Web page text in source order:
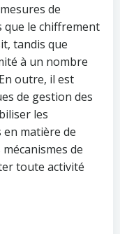
de
le chiffrement
tandis que
à un nombre
outre, il est
de gestion des
les
matière de
de
toute activité